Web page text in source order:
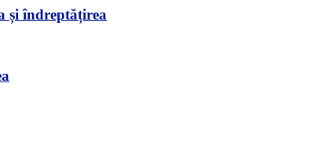
și îndreptățirea